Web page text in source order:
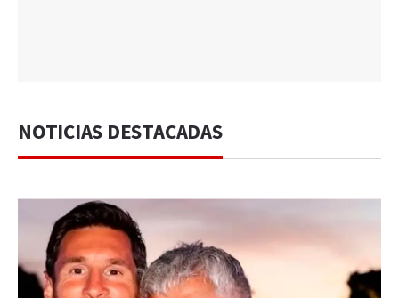
NOTICIAS DESTACADAS